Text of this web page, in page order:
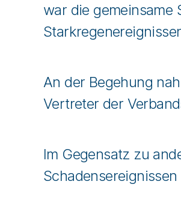
war die gemeinsame
An der Begehung
Vertreter der
Im Gegensatz zu